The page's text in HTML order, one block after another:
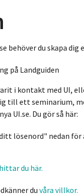
behöver du skapa
på Landguiden
i kontakt med UI,
till ett seminarium,
UI.se. Du gör så här:
lösenord" nedan
hittar du här.
du våra villkor.